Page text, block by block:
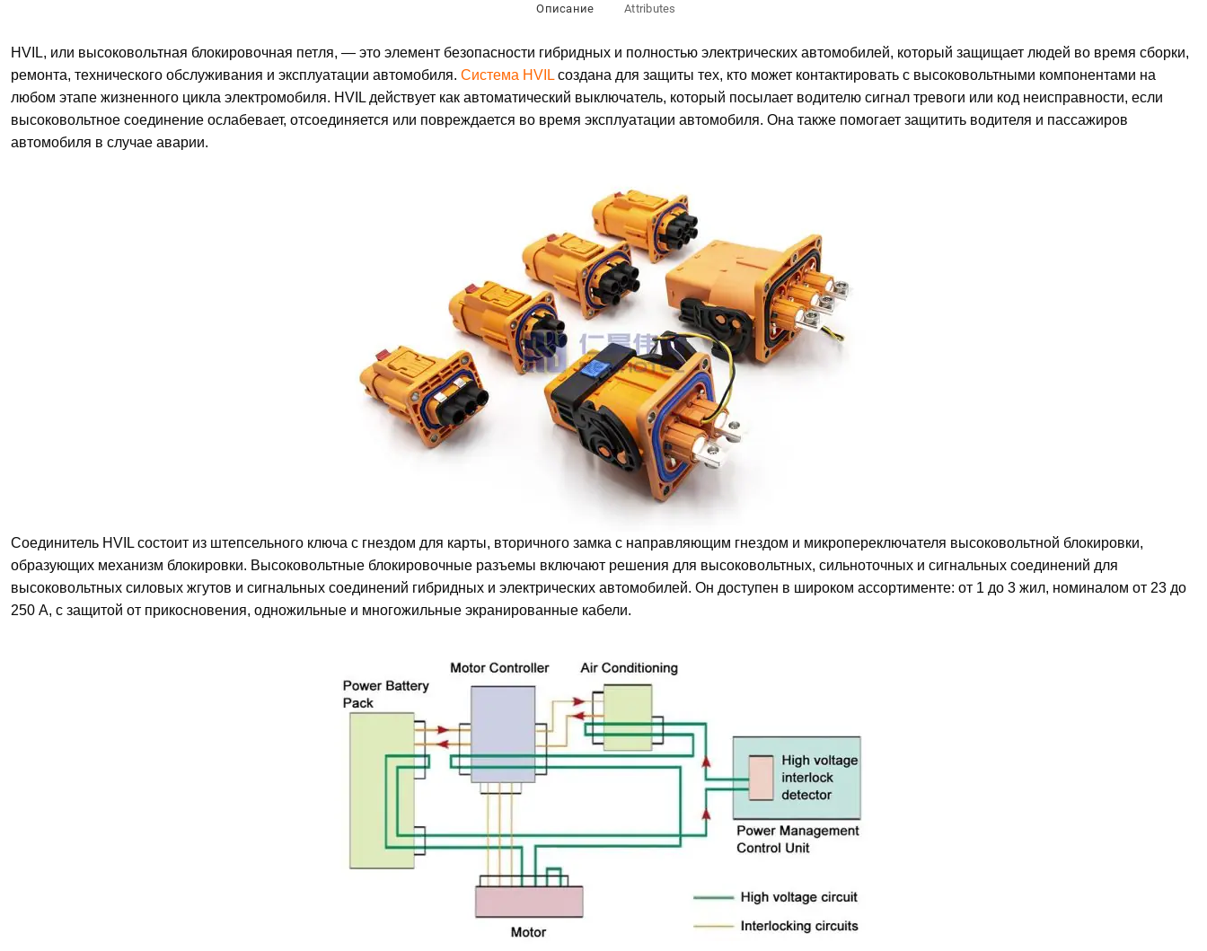
Описание Attributes
HVIL, или высоковольтная блокировочная петля, — это элемент безопасности гибридных и полностью электрических автомобилей, который защищает людей во время сборки,
ремонта, технического обслуживания и эксплуатации автомобиля. Система HVIL создана для защиты тех, кто может контактировать с высоковольтными компонентами на
любом этапе жизненного цикла электромобиля. HVIL действует как автоматический выключатель, который посылает водителю сигнал тревоги или код неисправности, если
высоковольтное соединение ослабевает, отсоединяется или повреждается во время эксплуатации автомобиля. Она также помогает защитить водителя и пассажиров
автомобиля в случае аварии.
Соединитель HVIL состоит из штепсельного ключа с гнездом для карты, вторичного замка с направляющим гнездом и микропереключателя высоковольтной блокировки,
образующих механизм блокировки. Высоковольтные блокировочные разъемы включают решения для высоковольтных, сильноточных и сигнальных соединений для
высоковольтных силовых жгутов и сигнальных соединений гибридных и электрических автомобилей. Он доступен в широком ассортименте: от 1 до 3 жил, номиналом от 23 до
250 А, с защитой от прикосновения, одножильные и многожильные экранированные кабели.